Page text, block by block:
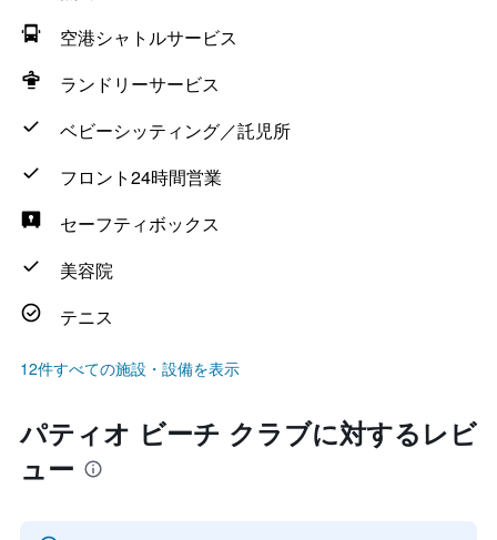
空港シャトルサービス
ランドリーサービス
ベビーシッティング／託児所
フロント24時間営業
セーフティボックス
美容院
テニス
12件すべての施設・設備を表示
パティオ ビーチ クラブに対するレビ
ュー